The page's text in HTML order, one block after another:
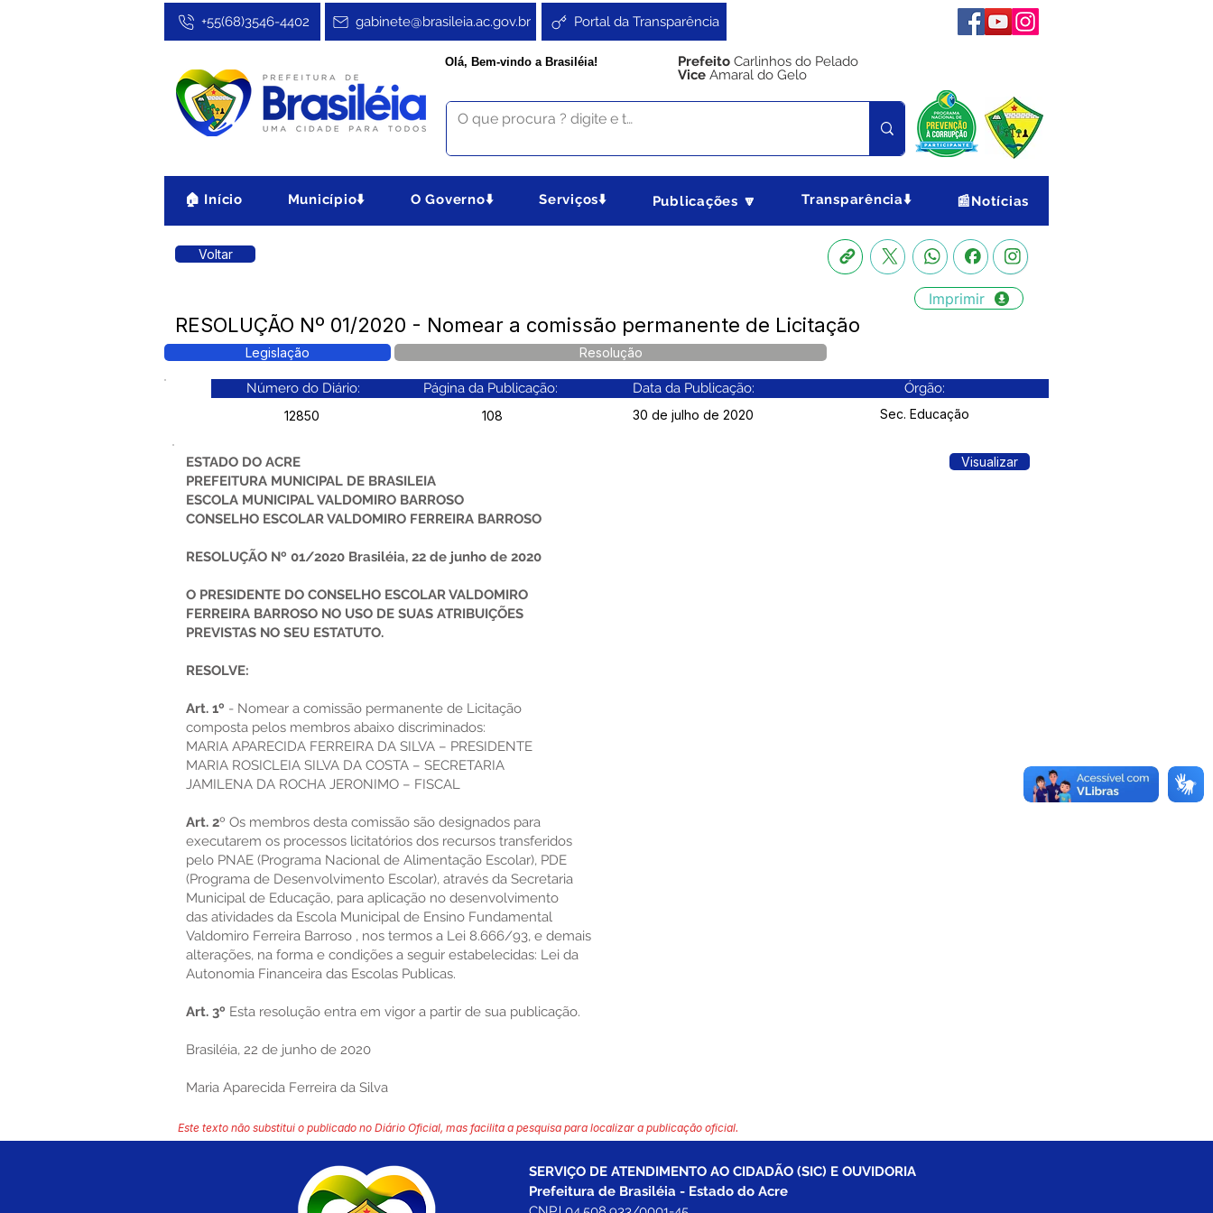
Portal da Transparência
gabinete@brasileia.ac.gov.br
+55(68)3546-4402
Olá, Bem-vindo a Brasiléia! Prefeito Carlinhos do Pelado
Vice Amaral do Gelo
🏠 Início Município⬇️ O Governo⬇️ Serviços⬇️ Publicações 🔽 Transparência⬇️ 📰Notícias
Voltar
Imprimir
RESOLUÇÃO Nº 01/2020 - Nomear a comissão permanente de Licitação
Legislação Resolução
Número do Diário: Página da Publicação: Data da Publicação: Órgão:
12850 108 30 de julho de 2020 Sec. Educação
ESTADO DO ACRE
PREFEITURA MUNICIPAL DE BRASILEIA
ESCOLA MUNICIPAL VALDOMIRO BARROSO
CONSELHO ESCOLAR VALDOMIRO FERREIRA BARROSO
RESOLUÇÃO Nº 01/2020 Brasiléia, 22 de junho de 2020
O PRESIDENTE DO CONSELHO ESCOLAR VALDOMIRO
FERREIRA BARROSO NO USO DE SUAS ATRIBUIÇÕES
PREVISTAS NO SEU ESTATUTO.
RESOLVE:
Art. 1º - Nomear a comissão permanente de Licitação
composta pelos membros abaixo discriminados:
MARIA APARECIDA FERREIRA DA SILVA – PRESIDENTE
MARIA ROSICLEIA SILVA DA COSTA – SECRETARIA
JAMILENA DA ROCHA JERONIMO – FISCAL
Art. 2º Os membros desta comissão são designados para
executarem os processos licitatórios dos recursos transferidos
pelo PNAE (Programa Nacional de Alimentação Escolar), PDE
(Programa de Desenvolvimento Escolar), através da Secretaria
Municipal de Educação, para aplicação no desenvolvimento
das atividades da Escola Municipal de Ensino Fundamental
Valdomiro Ferreira Barroso , nos termos a Lei 8.666/93, e demais
alterações, na forma e condições a seguir estabelecidas: Lei da
Autonomia Financeira das Escolas Publicas.
Art. 3º Esta resolução entra em vigor a partir de sua publicação.
Brasiléia, 22 de junho de 2020
Maria Aparecida Ferreira da Silva
Visualizar
Este texto não substitui o publicado no Diário Oficial, mas facilita a pesquisa para localizar a publicação oficial.
SERVIÇO DE ATENDIMENTO AO CIDADÃO (SIC) E OUVIDORIA
Prefeitura de Brasiléia - Estado do Acre